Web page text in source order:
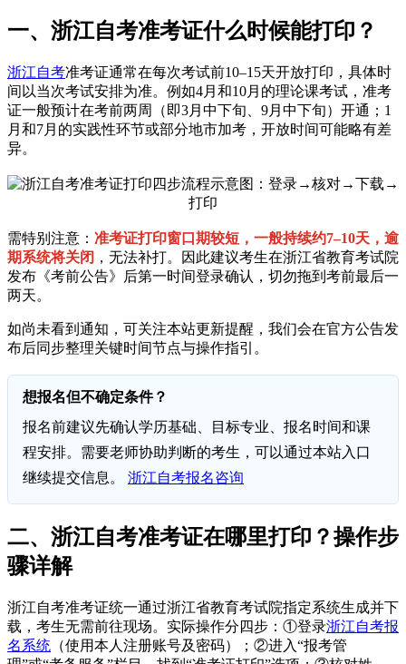
一、浙江自考准考证什么时候能打印？
浙江自考准考证通常在每次考试前10–15天开放打印，具体时
间以当次考试安排为准。例如4月和10月的理论课考试，准考
证一般预计在考前两周（即3月中下旬、9月中下旬）开通；1
月和7月的实践性环节或部分地市加考，开放时间可能略有差
异。
需特别注意： 准考证打印窗口期较短，一般持续约7–10天，逾
期系统将关闭 ，无法补打。因此建议考生在浙江省教育考试院
发布《考前公告》后第一时间登录确认，切勿拖到考前最后一
两天。
如尚未看到通知，可关注本站更新提醒，我们会在官方公告发
布后同步整理关键时间节点与操作指引。
想报名但不确定条件？
报名前建议先确认学历基础、目标专业、报名时间和课
程安排。需要老师协助判断的考生，可以通过本站入口
继续提交信息。 浙江自考报名咨询
二、浙江自考准考证在哪里打印？操作步
骤详解
浙江自考准考证统一通过浙江省教育考试院指定系统生成并下
载，考生无需前往现场。实际操作分四步：①登录浙江自考报
名系统 （使用本人注册账号及密码）；②进入“报考管